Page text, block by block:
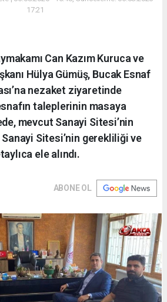
17:21
Can Kazım Kuruca ve
Hülya Gümüş, Bucak Esnaf
nezaket ziyaretinde
taleplerinin masaya
mevcut Sanayi Sitesi’nin
Sitesi’nin gerekliliği ve
ele alındı.
ABONE OL